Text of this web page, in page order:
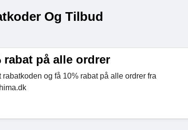
Og Tilbud
rabat på alle ordrer
rabatkoden og få 10% rabat på alle ordrer fra